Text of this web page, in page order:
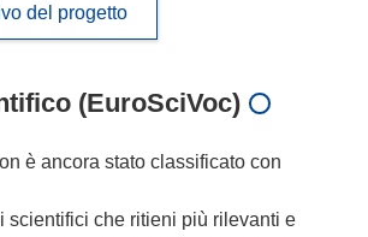
del progetto
(EuroSciVoc)
è ancora stato classificato con
scientifici che ritieni più rilevanti e